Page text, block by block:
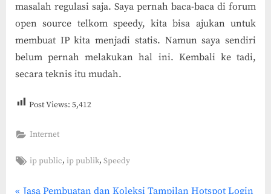
masalah regulasi saja. Saya pernah baca-baca di forum
open source telkom speedy, kita bisa ajukan untuk
membuat IP kita menjadi statis. Namun saya sendiri
belum pernah melakukan hal ini. Kembali ke tadi,
secara teknis itu mudah.
Post Views: 5,412
Internet
Tags:
ip public,ip publik,Speedy
P
Jasa Pembuatan dan Koleksi Tampilan Hotspot Login